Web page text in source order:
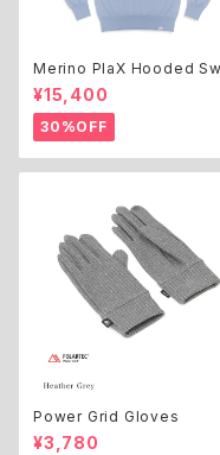
Merino PlaX Hooded
ter
¥15,400
30%OFF
Power Grid Gloves
¥3,780